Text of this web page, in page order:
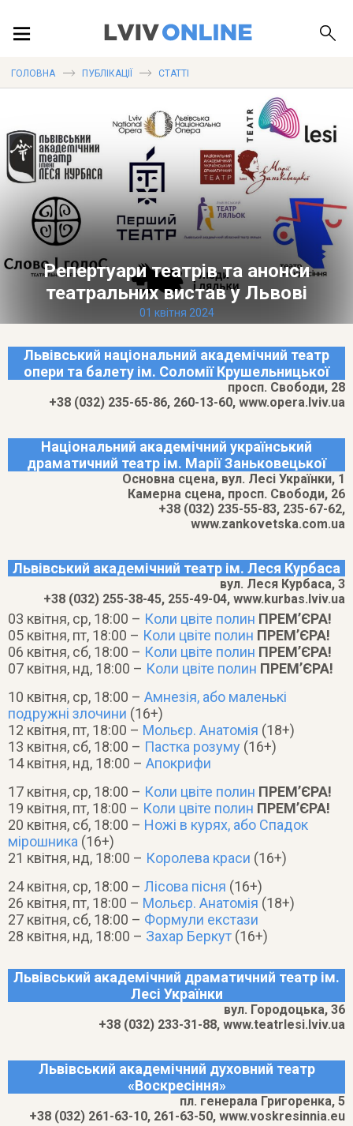
ПУБЛІКАЦІЇ
ДОВІДКА
ГОЛОВНА ПУБЛІКАЦІЇ СТАТТІ
Репертуари театрів та анонси
театральних вистав у Львові
01 квітня 2024
Львівський національний академічний театр
опери та балету ім. Соломії Крушельницької
просп. Свободи, 28
+38 (032) 235-65-86, 260-13-60, www.opera.lviv.ua
Національний академічний український
драматичний театр ім. Марії Заньковецької
Основна сцена, вул. Лесі Українки, 1
Камерна сцена, просп. Свободи, 26
+38 (032) 235-55-83, 235-67-62,
www.zankovetska.com.ua
Львівський академічний театр ім. Леся Курбаса
вул. Леся Курбаса, 3
+38 (032) 255-38-45, 255-49-04, www.kurbas.lviv.ua
03 квітня, ср, 18:00 – Коли цвіте полин ПРЕМ’ЄРА!
05 квітня, пт, 18:00 – Коли цвіте полин ПРЕМ’ЄРА!
06 квітня, сб, 18:00 – Коли цвіте полин ПРЕМ’ЄРА!
07 квітня, нд, 18:00 – Коли цвіте полин ПРЕМ’ЄРА!
10 квітня, ср, 18:00 – Амнезія, або маленькі
подружні злочини (16+)
12 квітня, пт, 18:00 – Мольєр. Анатомія (18+)
13 квітня, сб, 18:00 – Пастка розуму (16+)
14 квітня, нд, 18:00 – Апокрифи
17 квітня, ср, 18:00 – Коли цвіте полин ПРЕМ’ЄРА!
19 квітня, пт, 18:00 – Коли цвіте полин ПРЕМ’ЄРА!
20 квітня, сб, 18:00 – Ножі в курях, або Спадок
мірошника (16+)
21 квітня, нд, 18:00 – Королева краси (16+)
24 квітня, ср, 18:00 – Лісова пісня (16+)
26 квітня, пт, 18:00 – Мольєр. Анатомія (18+)
27 квітня, сб, 18:00 – Формули екстази
28 квітня, нд, 18:00 – Захар Беркут (16+)
Львівський академічний драматичний театр ім.
Лесі Українки
вул. Городоцька, 36
+38 (032) 233-31-88, www.teatrlesi.lviv.ua
Львівський академічний духовний театр
«Воскресіння»
пл. генерала Григоренка, 5
+38 (032) 261-63-10, 261-63-50, www.voskresinnia.eu